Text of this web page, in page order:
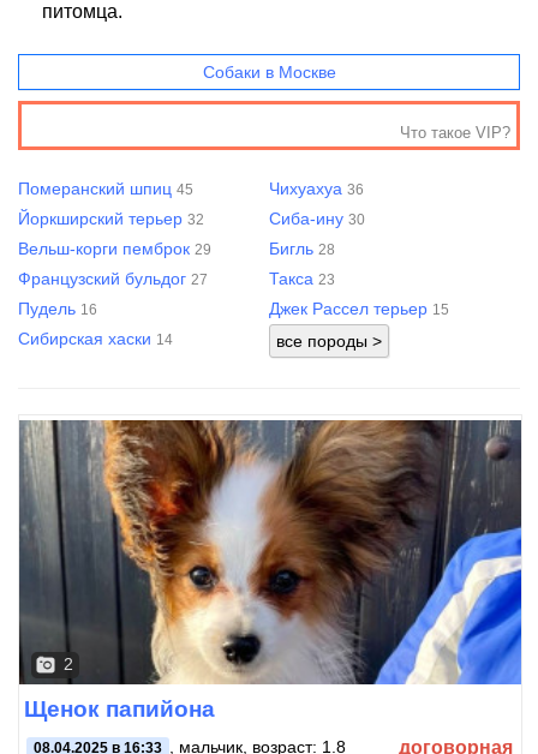
питомца.
Собаки в Москве
Что такое VIP?
Померанский шпиц 45 Чихуахуа 36
Йоркширский терьер 32 Сиба-ину 30
Вельш-корги пемброк 29 Бигль 28
Французский бульдог 27 Такса 23
Пудель 16 Джек Рассел терьер 15
Сибирская хаски 14
2
Щенок папийона
08.04.2025 в 16:33
, мальчик, возраст: 1.8
договорная